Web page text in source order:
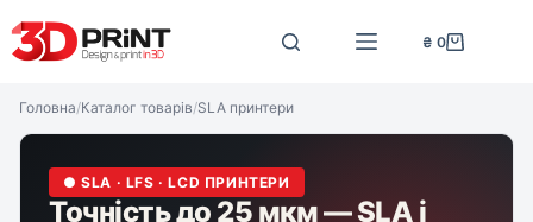
до
вмісту
Кошик
₴ 0
Головна/Каталог товарів/SLA принтери
● SLA · LFS · LCD ПРИНТЕРИ
Точність до 25 мкм — SLA і